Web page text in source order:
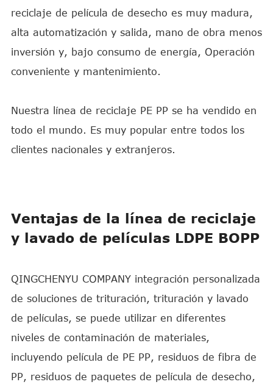
reciclaje de película de desecho es muy madura,
alta automatización y salida, mano de obra menos
inversión y, bajo consumo de energía, Operación
conveniente y mantenimiento.
Nuestra línea de reciclaje PE PP se ha vendido en
todo el mundo. Es muy popular entre todos los
clientes nacionales y extranjeros.
Ventajas de la línea de reciclaje
y lavado de películas LDPE BOPP
QINGCHENYU COMPANY integración personalizada
de soluciones de trituración, trituración y lavado
de películas, se puede utilizar en diferentes
niveles de contaminación de materiales,
incluyendo película de PE PP, residuos de fibra de
PP, residuos de paquetes de película de desecho,